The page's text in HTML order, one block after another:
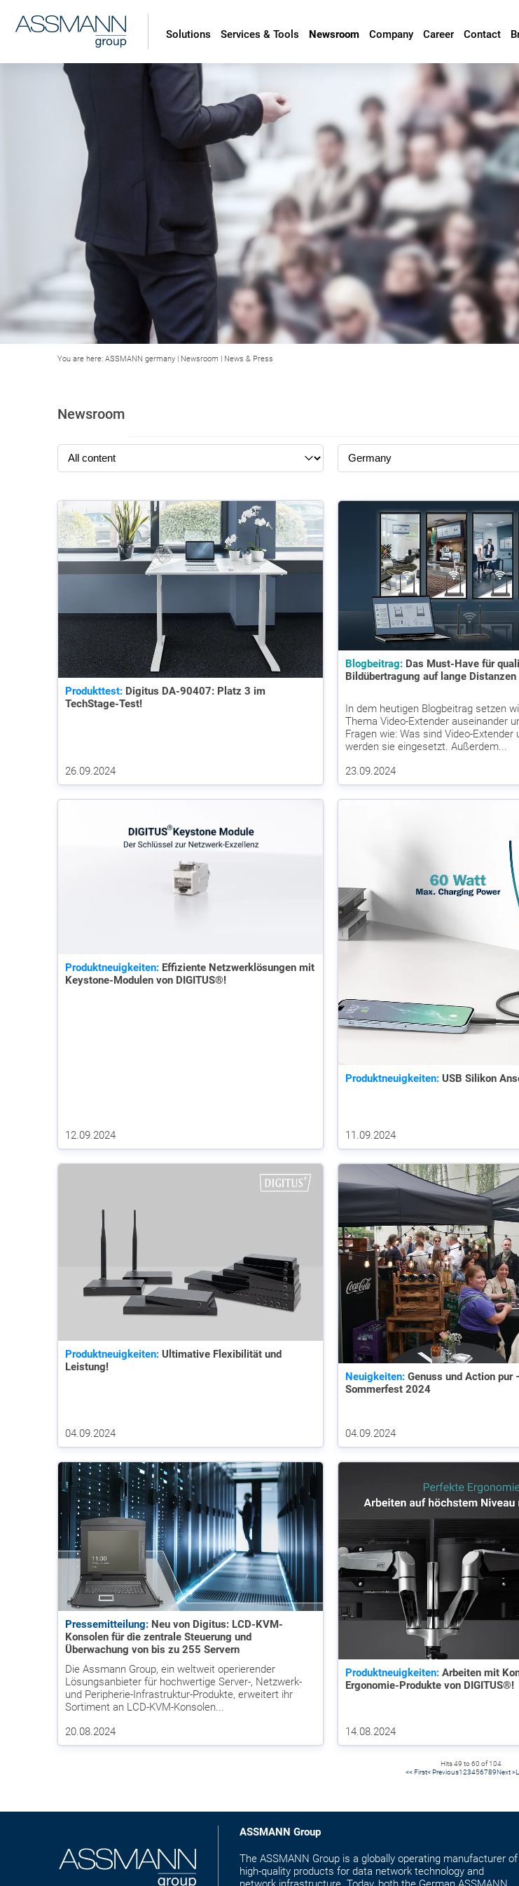
Solutions Services & Tools Newsroom Company Career Contact
You are here: ASSMANN germany | Newsroom | News & Press
Newsroom
Produkttest: Digitus DA-90407: Platz 3 im
TechStage-Test!
26.09.2024
Blogbeitrag: Das Must-Have für
Bildübertragung auf lange Distanzen
In dem heutigen Blogbeitrag setzen
Thema Video-Extender auseinander
Fragen wie: Was sind Video-Extender
werden sie eingesetzt. Außerdem...
23.09.2024
Produktneuigkeiten: Effiziente Netzwerklösungen mit
Keystone-Modulen von DIGITUS®!
12.09.2024
Produktneuigkeiten: USB Silikon
11.09.2024
Produktneuigkeiten: Ultimative Flexibilität und
Leistung!
04.09.2024
Neuigkeiten: Genuss und Action pur
Sommerfest 2024
04.09.2024
Pressemitteilung: Neu von Digitus: LCD-KVM-
Konsolen für die zentrale Steuerung und
Überwachung von bis zu 255 Servern
Die Assmann Group, ein weltweit operierender
Lösungsanbieter für hochwertige Server-, Netzwerk-
und Peripherie-Infrastruktur-Produkte, erweitert ihr
Sortiment an LCD-KVM-Konsolen...
20.08.2024
Produktneuigkeiten: Arbeiten mit
Ergonomie-Produkte von DIGITUS®!
14.08.2024
Hits 49 to 60 of 104
<< First< Previous123456789Next >
ASSMANN Group
The ASSMANN Group is a globally operating manufacturer of
high-quality products for data network technology and